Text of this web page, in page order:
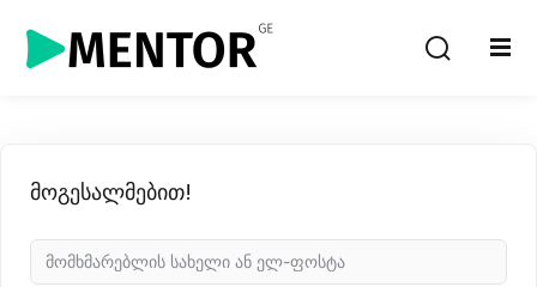
მოგესალმებით!
Sign in